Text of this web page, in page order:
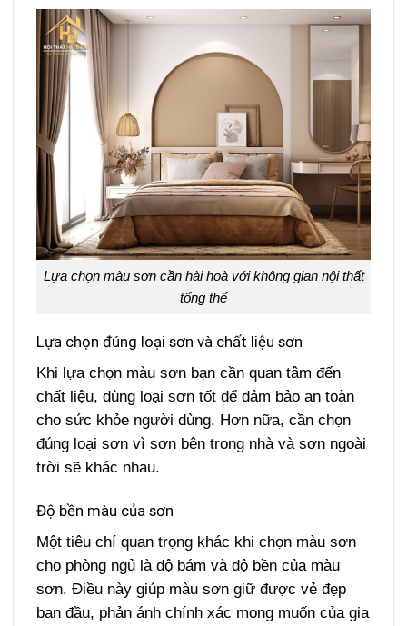
Lựa chọn màu sơn cần hài hoà với không gian nội thất
tổng thể
Lựa chọn đúng loại sơn và chất liệu sơn
Khi lựa chọn màu sơn bạn cần quan tâm đến
chất liệu, dùng loại sơn tốt để đảm bảo an toàn
cho sức khỏe người dùng. Hơn nữa, cần chọn
đúng loại sơn vì sơn bên trong nhà và sơn ngoài
trời sẽ khác nhau.
Độ bền màu của sơn
Một tiêu chí quan trọng khác khi chọn màu sơn
cho phòng ngủ là độ bám và độ bền của màu
sơn. Điều này giúp màu sơn giữ được vẻ đẹp
ban đầu, phản ánh chính xác mong muốn của gia